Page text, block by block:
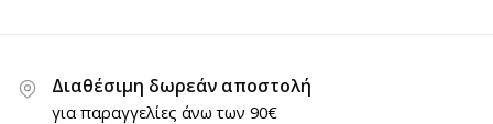
Διαθέσιμη δωρεάν αποστολή
για παραγγελίες άνω των 90€